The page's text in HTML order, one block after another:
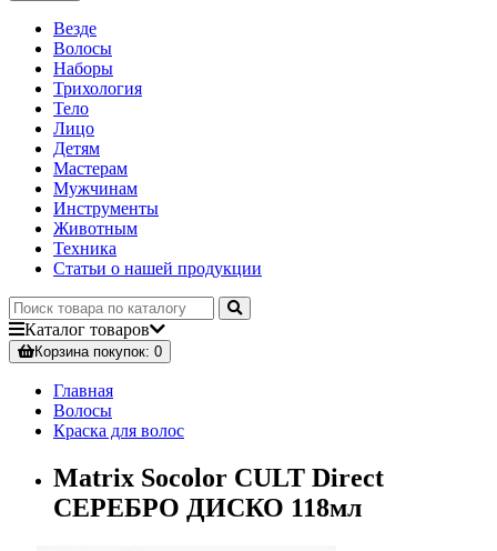
Везде
Волосы
Наборы
Трихология
Тело
Лицо
Детям
Мастерам
Мужчинам
Инструменты
Животным
Техника
Статьи о нашей продукции
Каталог товаров
Корзинапокупок: 0
Главная
Волосы
Краска для волос
Matrix Socolor CULT Direct
СЕРЕБРО ДИСКО 118мл